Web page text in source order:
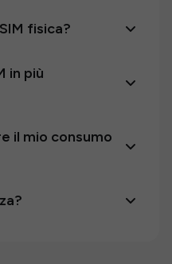
fisica?
in più
il mio consumo